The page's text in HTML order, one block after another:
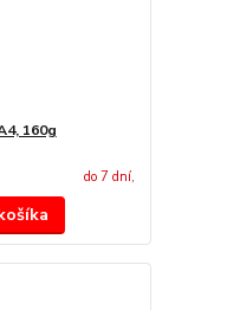
160g
do 7 dní,